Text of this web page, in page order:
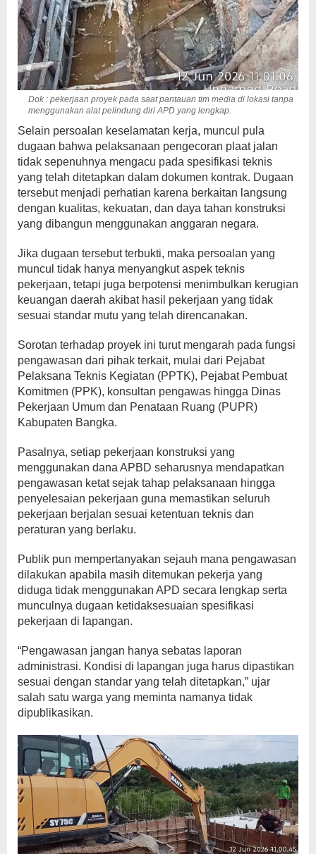
Dok : pekerjaan proyek pada saat pantauan tim media di lokasi tanpa
menggunakan alat pelindung diri APD yang lengkap.
Selain persoalan keselamatan kerja, muncul pula
dugaan bahwa pelaksanaan pengecoran plaat jalan
tidak sepenuhnya mengacu pada spesifikasi teknis
yang telah ditetapkan dalam dokumen kontrak. Dugaan
tersebut menjadi perhatian karena berkaitan langsung
dengan kualitas, kekuatan, dan daya tahan konstruksi
yang dibangun menggunakan anggaran negara.
Jika dugaan tersebut terbukti, maka persoalan yang
muncul tidak hanya menyangkut aspek teknis
pekerjaan, tetapi juga berpotensi menimbulkan kerugian
keuangan daerah akibat hasil pekerjaan yang tidak
sesuai standar mutu yang telah direncanakan.
Sorotan terhadap proyek ini turut mengarah pada fungsi
pengawasan dari pihak terkait, mulai dari Pejabat
Pelaksana Teknis Kegiatan (PPTK), Pejabat Pembuat
Komitmen (PPK), konsultan pengawas hingga Dinas
Pekerjaan Umum dan Penataan Ruang (PUPR)
Kabupaten Bangka.
Pasalnya, setiap pekerjaan konstruksi yang
menggunakan dana APBD seharusnya mendapatkan
pengawasan ketat sejak tahap pelaksanaan hingga
penyelesaian pekerjaan guna memastikan seluruh
pekerjaan berjalan sesuai ketentuan teknis dan
peraturan yang berlaku.
Publik pun mempertanyakan sejauh mana pengawasan
dilakukan apabila masih ditemukan pekerja yang
diduga tidak menggunakan APD secara lengkap serta
munculnya dugaan ketidaksesuaian spesifikasi
pekerjaan di lapangan.
“Pengawasan jangan hanya sebatas laporan
administrasi. Kondisi di lapangan juga harus dipastikan
sesuai dengan standar yang telah ditetapkan,” ujar
salah satu warga yang meminta namanya tidak
dipublikasikan.